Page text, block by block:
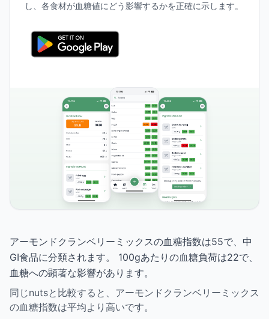
し、各食材が血糖値にどう影響するかを正確に示します。
アーモンドクランベリーミックスの血糖指数は55で、中
GI食品に分類されます。 100gあたりの血糖負荷は22で、
血糖への顕著な影響があります。
同じnutsと比較すると、アーモンドクランベリーミックス
の血糖指数は平均より高いです。